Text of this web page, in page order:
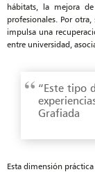
hábitats, la mejora
profesionales. Por
impulsa una
entre universidad,
“Este tipo
Grafiada
Esta dimensión